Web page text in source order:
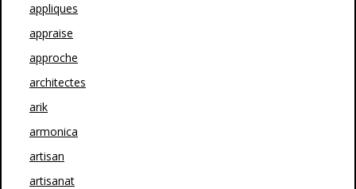
appliques
appraise
approche
architectes
arik
armonica
artisan
artisanat